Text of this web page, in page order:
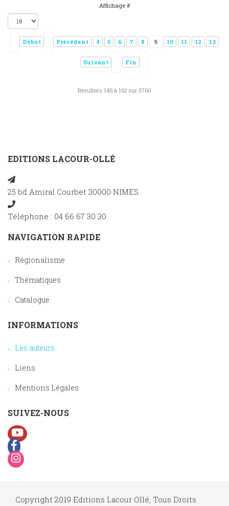
Affichage #
Début Précédent 4 5 6 7 8 9 10 11 12 13
Suivant Fin
Résultats 145 à 162 sur 3760
EDITIONS LACOUR-OLLÉ
25 bd Amiral Courbet 30000 NIMES
Téléphone : 04 66 67 30 30
NAVIGATION RAPIDE
Régionalisme
Thématiques
Catalogue
INFORMATIONS
Les auteurs
Liens
Mentions Légales
SUIVEZ-NOUS
Copyright 2019 Editions Lacour Ollé, Tous Droits